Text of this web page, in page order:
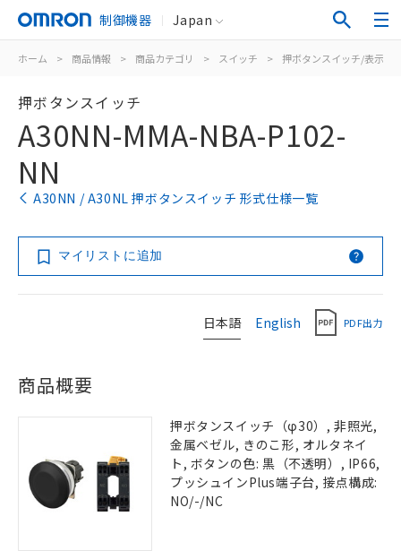
制御機器 Japan
ホーム > 商品情報 > 商品カテゴリ > スイッチ > 押ボタンスイッチ/表示灯
押ボタンスイッチ
A30NN-MMA-NBA-P102-
NN
A30NN / A30NL 押ボタンスイッチ 形式仕様一覧
マイリストに追加
日本語 English PDF出力
商品概要
押ボタンスイッチ（φ30）, 非照光,
金属ベゼル, きのこ形, オルタネイ
ト, ボタンの色: 黒（不透明）, IP66,
プッシュインPlus端子台, 接点構成:
NO/-/NC